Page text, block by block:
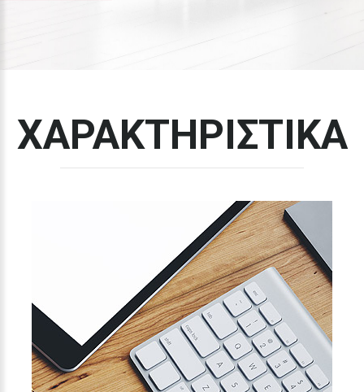
ΧΑΡΑΚΤΗΡΙΣΤΙΚΑ